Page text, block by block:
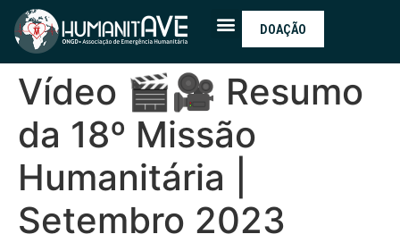
DOAÇÃO
Vídeo 🎬🎥 Resumo
da 18º Missão
Humanitária |
Setembro 2023